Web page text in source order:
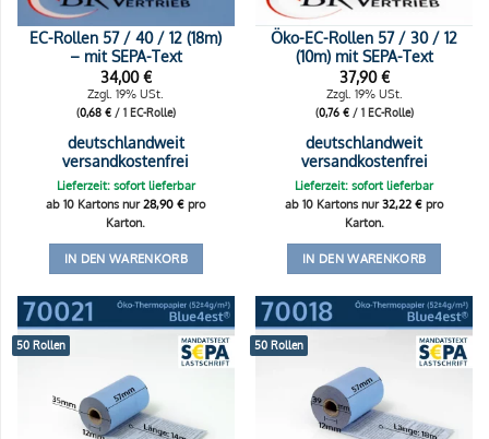
EC-Rollen 57 / 40 / 12 (18m)
– mit SEPA-Text
34,00€
Zzgl. 19% USt.
(0,68 €/ 1 EC-Rolle)
deutschlandweit
versandkostenfrei
Lieferzeit: sofort lieferbar
ab 10 Kartons nur28,90€ pro
Karton.
IN DEN WARENKORB
Öko-EC-Rollen 57 / 30 / 12
(10m) mit SEPA-Text
37,90€
Zzgl. 19% USt.
(0,76 €/ 1 EC-Rolle)
deutschlandweit
versandkostenfrei
Lieferzeit: sofort lieferbar
ab 10 Kartons nur32,22€ pro
Karton.
IN DEN WARENKORB
50 Rollen 50 Rollen